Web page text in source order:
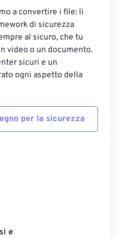
a convertire i file: li
di sicurezza
al sicuro, che tu
video o un documento.
sicuri e un
ogni aspetto della
per la sicurezza
e